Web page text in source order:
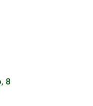
8